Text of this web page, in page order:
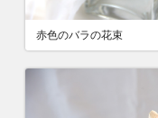
赤色のバラの花束